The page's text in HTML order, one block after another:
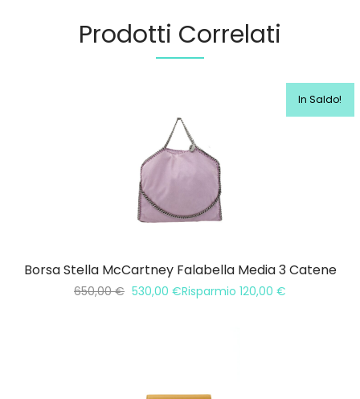
Prodotti Correlati
In Saldo!
Borsa Stella McCartney Falabella Media 3 Catene
650,00€ 530,00 €Risparmio 120,00 €